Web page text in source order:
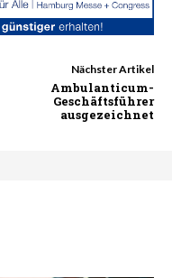
Nächster Artikel
Ambulanticum-
Geschäftsführer
ausgezeichnet